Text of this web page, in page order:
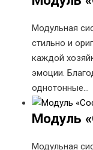
Модульная
стильно и
каждой
эмоции.
однотонные…
Модуль
Модульная